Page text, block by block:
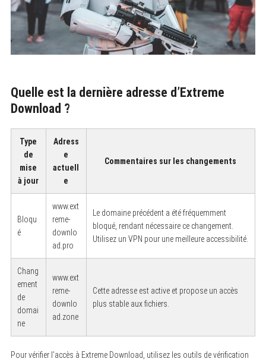
Quelle est la dernière adresse d’Extreme
Download ?
Type
de
mise
à jour
Adress
e
actuell
e
Commentaires sur les changements
Bloqu
é
www.ext
reme-
downlo
ad.pro
Le domaine précédent a été fréquemment
bloqué, rendant nécessaire ce changement.
Utilisez un VPN pour une meilleure accessibilité.
Chang
ement
de
domai
ne
www.ext
reme-
downlo
ad.zone
Cette adresse est active et propose un accès
plus stable aux fichiers.
Pour vérifier l’accès à Extreme Download, utilisez les outils de vérification